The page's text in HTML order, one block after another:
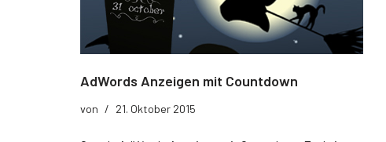
AdWords Anzeigen mit Countdown
von 21. Oktober 2015